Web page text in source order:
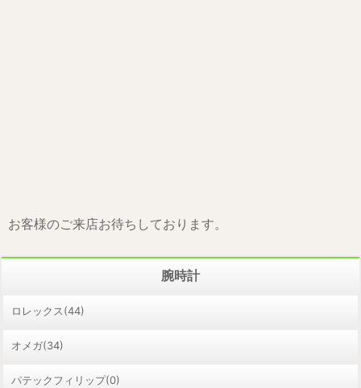
お客様のご来店お待ちしております。
腕時計
ロレックス(44)
オメガ(34)
パテックフィリップ(0)